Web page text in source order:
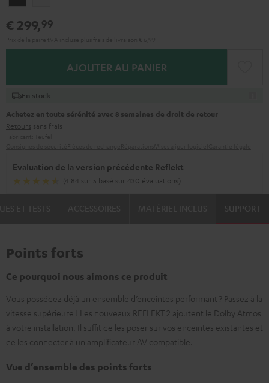
€ 299,99
AJOUTER AU PANIER
En stock
Achetez en toute sérénité avec 8 semaines de droit de retour
Retours sans frais
Evaluation de la version précédente Reflekt
(4.84 sur 5 basé sur 430 évaluations)
SUPPORT
Points forts
Ce pourquoi nous aimons ce produit
Vous possédez déjà un ensemble d’enceintes performant ? Passez à la
vitesse supérieure ! Les nouveaux REFLEKT 2 ajoutent le Dolby Atmos
à votre installation. Il suffit de les poser sur vos enceintes existantes et
de les connecter à un amplificateur AV compatible.
Vue d’ensemble des points forts